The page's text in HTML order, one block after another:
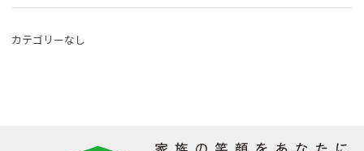
カテゴリーなし